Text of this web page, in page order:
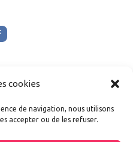
cookies
de navigation, nous utilisons
accepter ou de les refuser.